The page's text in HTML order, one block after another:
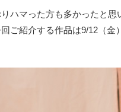
ハマった方も多かったと思
ご紹介する作品は9/12（金